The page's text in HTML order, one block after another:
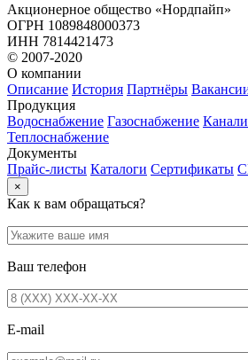
Акционерное общество «Нордпайп»
ОГРН 1089848000373
ИНН 7814421473
© 2007-2020
О компании
Описание История Партнёры
Продукция
Водоснабжение Газоснабжение
Теплоснабжение
Документы
Прайс-листы Каталоги Сертификаты
×
Как к вам обращаться?
Ваш телефон
E-mail